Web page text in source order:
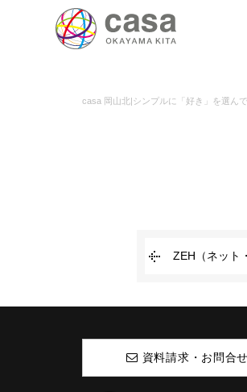
casa 岡山北|シンプルに「好き」を選ん
ZEH（ネット
資料請求・お問合せ